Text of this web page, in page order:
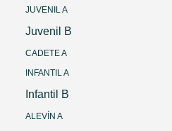
JUVENIL A
Juvenil B
CADETE A
INFANTIL A
Infantil B
ALEVÍN A